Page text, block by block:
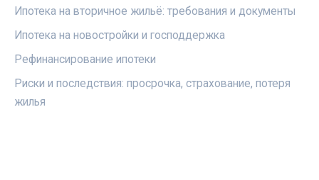
Ипотека на вторичное жильё: требования и документы
Ипотека на новостройки и господдержка
Рефинансирование ипотеки
Риски и последствия: просрочка, страхование, потеря
жилья